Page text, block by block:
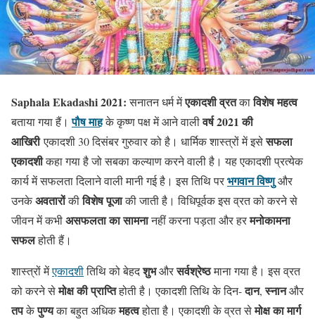
Saphala Ekadashi 2021:सनातन धर्म मेंएकादशी व्रतकाविशेष महत्व
बताया गया हैं।पौष माहके कृष्ण पक्ष में आने वालीवर्ष 2021 की
आखिरीएकादशी 30 दिसंबर गुरुवार को है। धार्मिक शास्त्रों में इसेसफला
एकादशीकहा गया है जो सबका कल्याण करने वाली है। यह एकादशी प्रत्येक
कार्य में सफलता दिलाने वाली मानी गई है। इस तिथि परभगवान विष्णुऔर
उनकेअवतारोंकीविशेष पूजाकी जाती है। विधिपूर्वक इस व्रत को करने से
जीवन में कभीअसफलता का सामनानहीं करना पड़ता और हरमनोकामना
सफलहोती हैं।
शास्त्रों मेंएकादशीतिथि को बेहदशुभऔरसर्वश्रेष्ठमाना गया है। इस व्रत
को करने सेमोक्ष की प्राप्तिहोती है। एकादशी तिथि के दिन-दान,स्नानऔर
तपकेपुण्यका बहुत अधिकमहत्वहोता है। एकादशी के व्रत सेमोक्ष का मार्ग